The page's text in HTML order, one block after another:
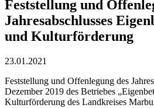
Feststellung und
Jahresabschlusses
und Kulturförderung
23.01.2021
Feststellung und Offenlegung des
Dezember 2019 des Betriebes
Kulturförderung des Landkreises